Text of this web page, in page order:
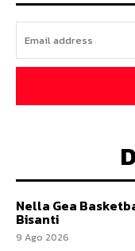
Nella Gea
Bisanti
9 Ago 2026